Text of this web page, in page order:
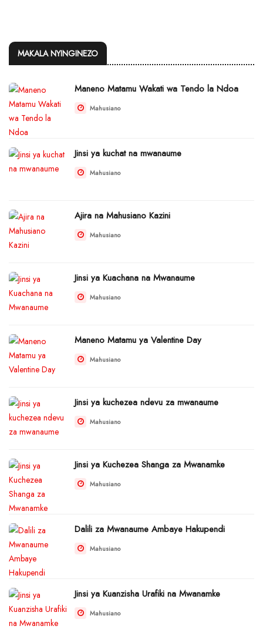
MAKALA NYINGINEZO
Maneno Matamu Wakati wa Tendo la Ndoa
Mahusiano
Jinsi ya kuchat na mwanaume
Mahusiano
Ajira na Mahusiano Kazini
Mahusiano
Jinsi ya Kuachana na Mwanaume
Mahusiano
Maneno Matamu ya Valentine Day
Mahusiano
Jinsi ya kuchezea ndevu za mwanaume
Mahusiano
Jinsi ya Kuchezea Shanga za Mwanamke
Mahusiano
Dalili za Mwanaume Ambaye Hakupendi
Mahusiano
Jinsi ya Kuanzisha Urafiki na Mwanamke
Mahusiano